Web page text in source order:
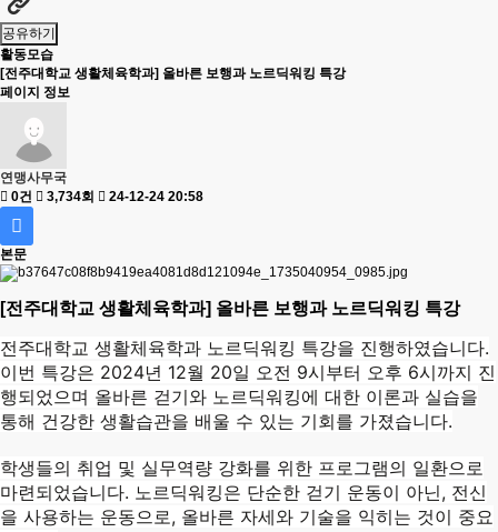
공유하기
활동모습
[전주대학교 생활체육학과] 올바른 보행과 노르딕워킹 특강
페이지 정보
연맹사무국
0건
3,734회 24-12-24 20:58
본문
[전주대학교 생활체육학과] 올바른 보행과 노르딕워킹 특강
전주대학교 생활체육학과 노르딕워킹 특강을 진행하였습니다.
이번 특강은 2024년 12월 20일 오전 9시부터 오후 6시까지 진
행되었으며 올바른 걷기와 노르딕워킹에 대한 이론과 실습을
통해 건강한 생활습관을 배울 수 있는 기회를 가졌습니다.
학생들의 취업 및 실무역량 강화를 위한 프로그램의 일환으로
마련되었습니다. 노르딕워킹은 단순한 걷기 운동이 아닌, 전신
을 사용하는 운동으로, 올바른 자세와 기술을 익히는 것이 중요